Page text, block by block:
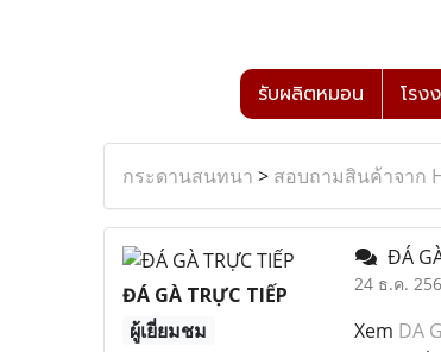
รับผลิตหมอน โรง
กระดานสนทนา > สอบถามสินค้าจาก
ĐÁ GÀ TRỰC TIẾP
ผู้เยี่ยมชม
ĐÁ
24 ธ.ค.
Xem DA